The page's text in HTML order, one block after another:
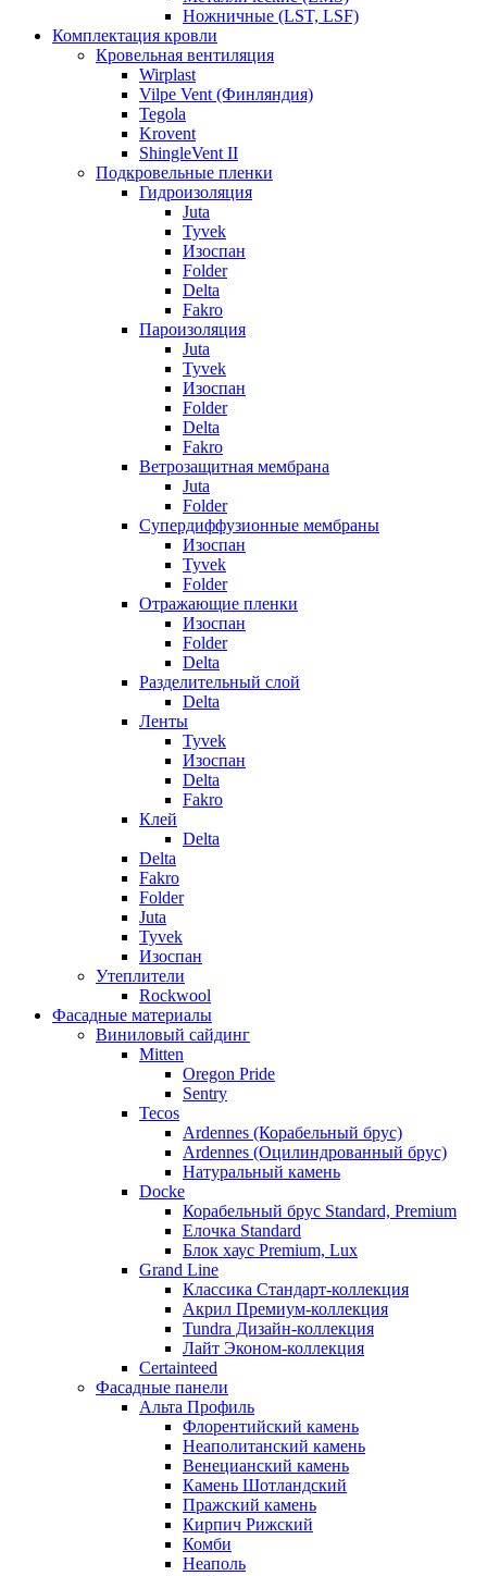
Ножничные (LST, LSF)
Комплектация кровли
Кровельная вентиляция
Wirplast
Vilpe Vent (Финляндия)
Tegola
Krovent
ShingleVent II
Подкровельные пленки
Гидроизоляция
Juta
Tyvek
Изоспан
Folder
Delta
Fakro
Пароизоляция
Juta
Tyvek
Изоспан
Folder
Delta
Fakro
Ветрозащитная мембрана
Juta
Folder
Супердиффузионные мембраны
Изоспан
Tyvek
Folder
Отражающие пленки
Изоспан
Folder
Delta
Разделительный слой
Delta
Ленты
Tyvek
Изоспан
Delta
Fakro
Клей
Delta
Delta
Fakro
Folder
Juta
Tyvek
Изоспан
Утеплители
Rockwool
Фасадные материалы
Виниловый сайдинг
Mitten
Oregon Pride
Sentry
Tecos
Ardennes (Корабельный брус)
Ardennes (Оцилиндрованный брус)
Натуральный камень
Docke
Корабельный брус Standard, Premium
Елочка Standard
Блок хаус Premium, Lux
Grand Line
Классика Стандарт-коллекция
Акрил Премиум-коллекция
Tundra Дизайн-коллекция
Лайт Эконом-коллекция
Certainteed
Фасадные панели
Альта Профиль
Флорентийский камень
Неаполитанский камень
Венецианский камень
Камень Шотландский
Пражский камень
Кирпич Рижский
Комби
Неаполь